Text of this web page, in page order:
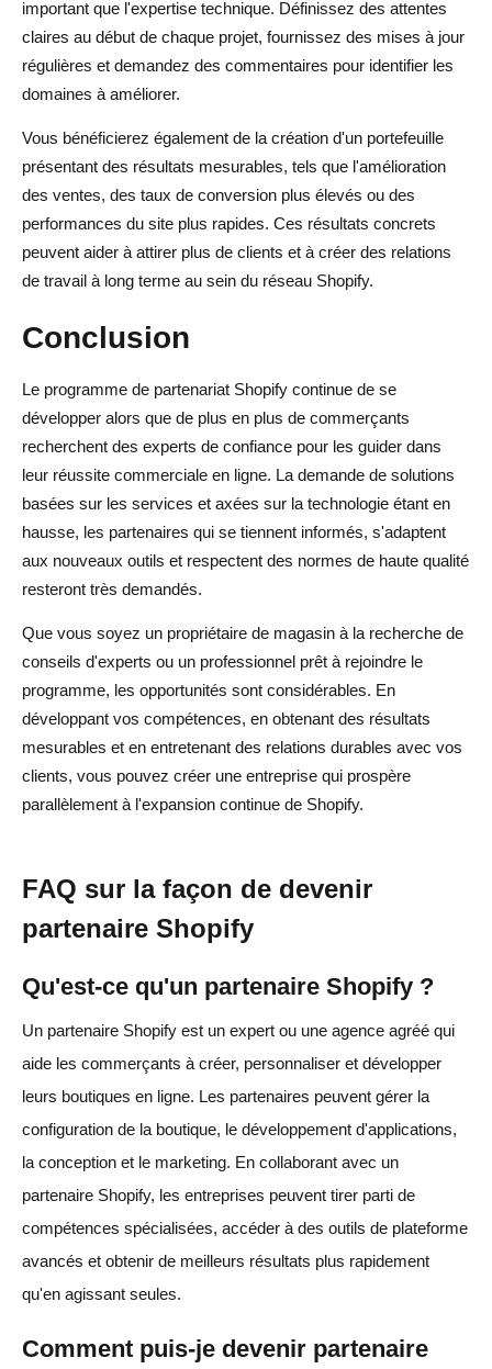
important que l'expertise technique. Définissez des attentes
claires au début de chaque projet, fournissez des mises à jour
régulières et demandez des commentaires pour identifier les
domaines à améliorer.
Vous bénéficierez également de la création d'un portefeuille
présentant des résultats mesurables, tels que l'amélioration
des ventes, des taux de conversion plus élevés ou des
performances du site plus rapides. Ces résultats concrets
peuvent aider à attirer plus de clients et à créer des relations
de travail à long terme au sein du réseau Shopify.
Conclusion
Le programme de partenariat Shopify continue de se
développer alors que de plus en plus de commerçants
recherchent des experts de confiance pour les guider dans
leur réussite commerciale en ligne. La demande de solutions
basées sur les services et axées sur la technologie étant en
hausse, les partenaires qui se tiennent informés, s'adaptent
aux nouveaux outils et respectent des normes de haute qualité
resteront très demandés.
Que vous soyez un propriétaire de magasin à la recherche de
conseils d'experts ou un professionnel prêt à rejoindre le
programme, les opportunités sont considérables. En
développant vos compétences, en obtenant des résultats
mesurables et en entretenant des relations durables avec vos
clients, vous pouvez créer une entreprise qui prospère
parallèlement à l'expansion continue de Shopify.
FAQ sur la façon de devenir
partenaire Shopify
Qu'est-ce qu'un partenaire Shopify ?
Un partenaire Shopify est un expert ou une agence agréé qui
aide les commerçants à créer, personnaliser et développer
leurs boutiques en ligne. Les partenaires peuvent gérer la
configuration de la boutique, le développement d'applications,
la conception et le marketing. En collaborant avec un
partenaire Shopify, les entreprises peuvent tirer parti de
compétences spécialisées, accéder à des outils de plateforme
avancés et obtenir de meilleurs résultats plus rapidement
qu'en agissant seules.
Comment puis-je devenir partenaire